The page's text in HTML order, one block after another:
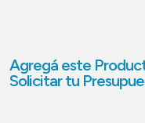
Agregá este
Solicitar tu